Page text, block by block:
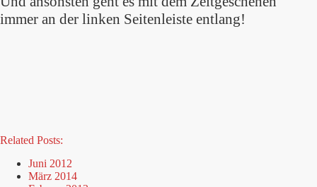
immer an der linken Seitenleiste entlang!
Related Posts:
Juni 2012
März 2014